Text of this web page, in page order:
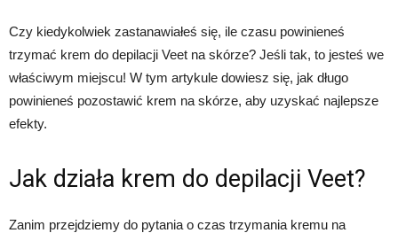
Czy kiedykolwiek zastanawiałeś się, ile czasu powinieneś
trzymać krem do depilacji Veet na skórze? Jeśli tak, to jesteś we
właściwym miejscu! W tym artykule dowiesz się, jak długo
powinieneś pozostawić krem na skórze, aby uzyskać najlepsze
efekty.
Jak działa krem do depilacji Veet?
Zanim przejdziemy do pytania o czas trzymania kremu na